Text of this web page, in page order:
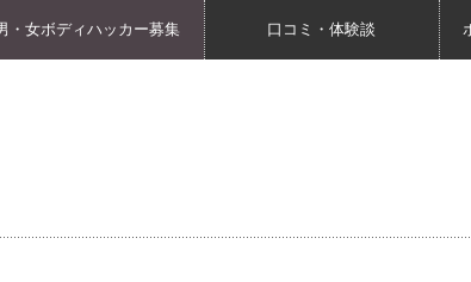
・女ボディハッカー募集 口コミ・体験談